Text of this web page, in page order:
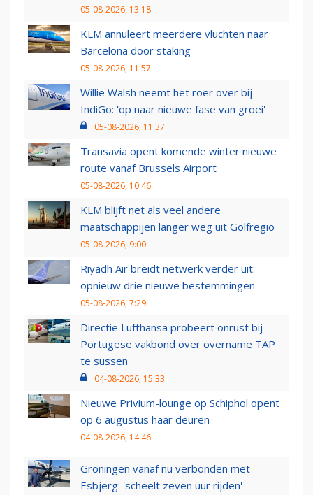
05-08-2026, 13:18
KLM annuleert meerdere vluchten naar
Barcelona door staking
05-08-2026, 11:57
Willie Walsh neemt het roer over bij
IndiGo: 'op naar nieuwe fase van groei'
05-08-2026, 11:37
Transavia opent komende winter nieuwe
route vanaf Brussels Airport
05-08-2026, 10:46
KLM blijft net als veel andere
maatschappijen langer weg uit Golfregio
05-08-2026, 9:00
Riyadh Air breidt netwerk verder uit:
opnieuw drie nieuwe bestemmingen
05-08-2026, 7:29
Directie Lufthansa probeert onrust bij
Portugese vakbond over overname TAP
te sussen
04-08-2026, 15:33
Nieuwe Privium-lounge op Schiphol opent
op 6 augustus haar deuren
04-08-2026, 14:46
Groningen vanaf nu verbonden met
Esbjerg: 'scheelt zeven uur rijden'